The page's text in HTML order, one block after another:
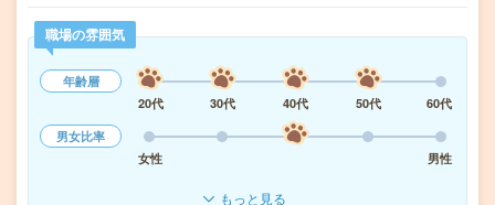
職場の雰囲気
年齢層
20代
30代 40代 50代
60代
男女比率
女性
男性
もっと見る